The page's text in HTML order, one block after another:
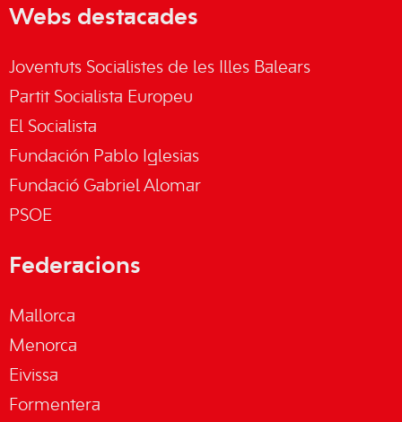
Webs destacades
Joventuts Socialistes de les Illes Balears
Partit Socialista Europeu
El Socialista
Fundación Pablo Iglesias
Fundació Gabriel Alomar
PSOE
Federacions
Mallorca
Menorca
Eivissa
Formentera